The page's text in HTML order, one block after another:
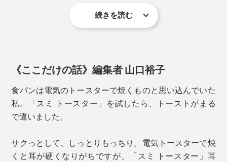
ュッと凝縮。表面をカリッとさせたい場合は、途中から
アルミホイルを外せばOKです。
お手入れは、食器用洗剤と柔らかいスポンジで洗うだけ
でOK。表面がフッ素加工済みなので、食材がくっつく
洗機は不可）
その「旭工業」の現社長の趣味が高じて、バーベキュー
続きを読む
《ここだけの話》編集者 山口裕子
食パンは電気のトースターで焼くものと思い込んでいた
私。「スミ トースター」を試したら、トーストがまる
で違いました。
サクっとして、しっとりもっちり。電気トースターで焼
くと耳が硬くなりがちですが、「スミ トースター」耳